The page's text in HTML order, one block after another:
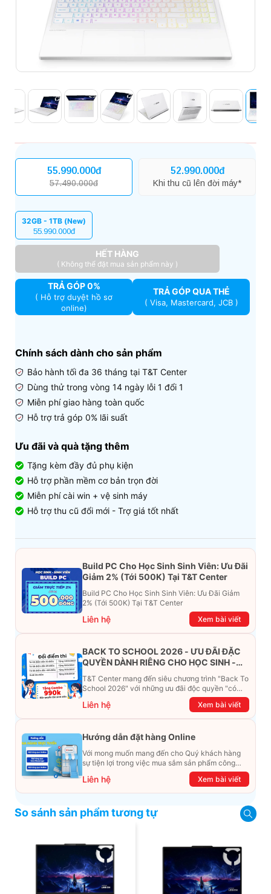
55.990.000đ
57.490.000đ
52.990.000đ
Khi thu cũ lên đời máy*
32GB - 1TB (New)
55.990.000đ
HẾT HÀNG
( Không thể đặt mua sản phẩm này )
TRẢ GÓP 0%
( Hỗ trợ duyệt hồ sơ
online)
TRẢ GÓP QUA THẺ
( Visa, Mastercard, JCB )
Chính sách dành cho sản phẩm
Bảo hành tối đa 36 tháng tại T&T Center
Dùng thử trong vòng 14 ngày lỗi 1 đổi 1
Miễn phí giao hàng toàn quốc
Hỗ trợ trả góp 0% lãi suất
Ưu đãi và quà tặng thêm
Tặng kèm đầy đủ phụ kiện
Hỗ trợ phần mềm cơ bản trọn đời
Miễn phí cài win + vệ sinh máy
Hỗ trợ thu cũ đổi mới - Trợ giá tốt nhất
Build PC Cho Học Sinh Sinh Viên: Ưu Đãi
Giảm 2% (Tới 500K) Tại T&T Center
Build PC Cho Học Sinh Sinh Viên: Ưu Đãi Giảm
2% (Tới 500K) Tại T&T Center
Liên hệ Xem bài viết
BACK TO SCHOOL 2026 - ƯU ĐÃI ĐẶC
QUYỀN DÀNH RIÊNG CHO HỌC SINH -
T&T Center mang đến siêu chương trình "Back To
School 2026" với những ưu đãi độc quyền "có
một không hai". Đừng để chiếc ví phải "ét-ô-ét",
cùng khám phá ngay ưu đãi siêu khủng dưới đây
nhé!
Liên hệ Xem bài viết
Hướng dẫn đặt hàng Online
Với mong muốn mang đến cho Quý khách hàng
sự tiện lợi trong việc mua sắm sản phẩm công
nghệ từ xa. Trong bài viết này, T&T Center sẽ
hướng dẫn chi tiết cách mua hàng trực tuyến qua
các kênh online Website, Zalo, Messenger và
dễ dàng và nhanh chóng nhất. Cùng xem ngay
Liên hệ Xem bài viết
So sánh sản phẩm tương tự